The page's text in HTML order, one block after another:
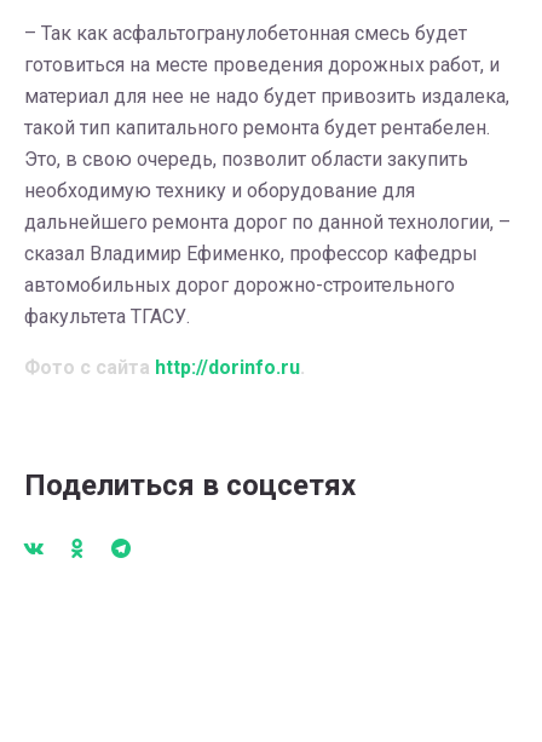
– Так как асфальтогранулобетонная смесь будет
готовиться на месте проведения дорожных работ, и
материал для нее не надо будет привозить издалека,
такой тип капитального ремонта будет рентабелен.
Это, в свою очередь, позволит области закупить
необходимую технику и оборудование для
дальнейшего ремонта дорог по данной технологии, –
сказал Владимир Ефименко, профессор кафедры
автомобильных дорог дорожно-строительного
факультета ТГАСУ.
Фото с сайта http://dorinfo.ru.
Поделиться в соцсетях